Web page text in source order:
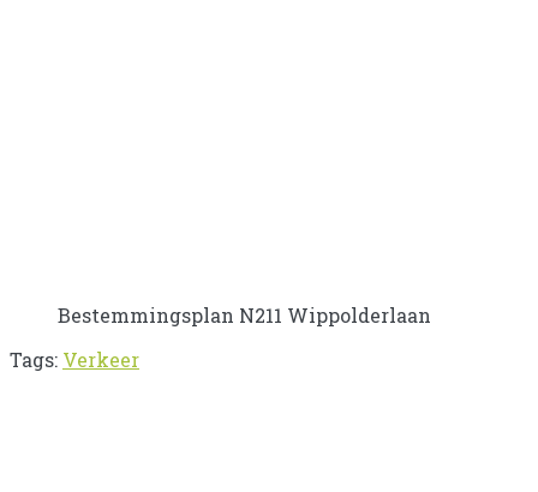
Bestemmingsplan N211 Wippolderlaan
Tags: Verkeer